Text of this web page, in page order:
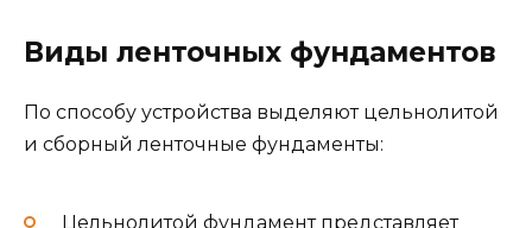
Виды ленточных фундаментов
По способу устройства выделяют цельнолитой
и сборный ленточные фундаменты:
Цельнолитой фундамент представляет